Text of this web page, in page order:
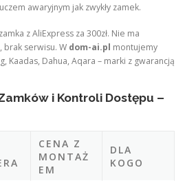
awaryjnym jak zwykły zamek.
z AliExpress za 300zł. Nie ma
brak serwisu. W dom-ai.pl montujemy
Kaadas, Dahua, Aqara – marki z gwarancją
i Kontroli Dostępu –
CENA Z
MONTAŻ
EM
DLA
KOGO